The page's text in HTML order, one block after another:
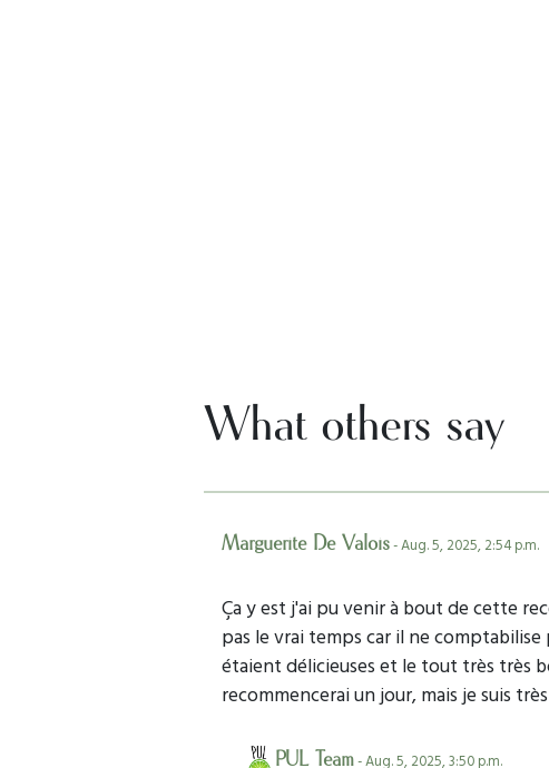
What others say
Marguerite De Valois- Aug. 5, 2025, 2:54 p.m.
Ça y est j'ai pu venir à bout de cette
pas le vrai temps car il ne
étaient délicieuses et le tout très très
recommencerai un jour, mais je suis
PUL Team- Aug. 5, 2025, 3:50 p.m.